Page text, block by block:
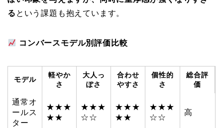
る という課題も抱えています。
コンバースモデル別評価比較
モデル
軽やか
さ
大人っ
ぽさ
合わせ
やすさ
個性的
さ
総合評
価
通常オ
ールス
ター
★★★
★★
★★★
☆☆
★★★
★★
★★★
☆☆
高